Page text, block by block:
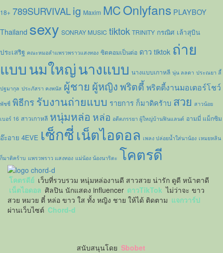
18+ 789SURVIVALig Maxim MCOnlyfans PLAYBOY
Thailand sexy SONRAY MUSIC tiktok TRINITY กรณิศ เล้าสุบิน
ประเสริฐ คณะหมอลำแพรวพราวแสงทอง ซิตคอมเป็นต่อ ดาว tiktok ถ่าย
แบบนมใหญ่นางแบบ นางแบบเกาหลี นุ่น ลลดา ประณยา ลี้
ปฐมากุล ประภัสรา คงพนัส ผู้ชาย ผู้หญิงพริตตี้พริตตี้งานมอเตอร์โชว์
พัชชี่ พิธีกรรับงานถ่ายแบบ รายการ ก็มาดิคร้าบ สวย สาวน้อย
เบอร์ 16 สาวเกาหลี หนุ่มหล่อ หล่อ อดีตภรรยา ผู้ใหญ่บ้านฟินแลนด์ อามมี่ แม็กซิม
อ๊ะอาย 4EVE เซ็กซี่เน็ตไอดอล เพลง ปล่อยน้ำใส่นาน้อง เหมยหลิน
ก็มาดิคร้าบ แพรวพราว แสงทอง แม่น้อง น้องนาริตะ โคตรดี
โคตรดีย์ เว็บที่รวบรวม หนุ่มหล่องานดี สาวสวย น่ารัก ดูดี หน้าตาดี
เน็ตไอดอล ศิลปิน นักแสดง influencer ดาวTikTok ไม่ว่าจะ ขาว
สวย หมวย ตี๋ หล่อ ขาว ใส ทั้ง หญิง ชาย ให้ได้ ติดตาม แจกวาร์ป
ผ่านเว็บไซต์ Chord-d
สนับสนุนโดย Sbobet